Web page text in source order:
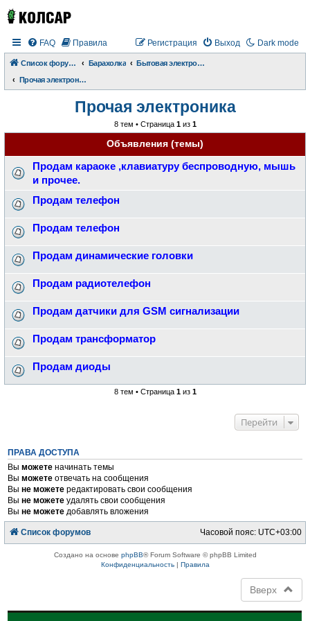
Dark mode
FAQ Правила Выход
Регистрация
Список форумов Барахолка
Бытовая электроника
Прочая электроника
Прочая электроника
8 тем • Страница 1из 1
Объявления (темы)
Продам караоке ,клавиатуру беспроводную, мышь
и прочее.
Продам телефон
Продам телефон
Продам динамические головки
Продам радиотелефон
Продам датчики для GSM сигнализации
Продам трансформатор
Продам диоды
8 тем • Страница 1из 1
Перейти
ПРАВА ДОСТУПА
Выможете начинать темы
Выможете отвечать на сообщения
Выне можете редактировать свои сообщения
Выне можете удалять свои сообщения
Выне можете добавлять вложения
Список форумов Часовой пояс: UTC+03:00
Создано на основе phpBB® Forum Software © phpBB Limited
Конфиденциальность| Правила
Вверх